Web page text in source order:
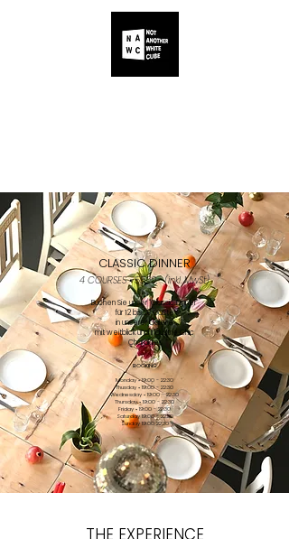
CLASSIC DINNER
4 COURSES • 5590,- (inkl. MwSt)
Buchen Sie unser "Classic Dinner"
für 12 bis 20 Gäste
in unsererGalerie
mit weitblick und Industrie Chic
Charakter.
BOOKING
Monday • 19:00 - 22:30
Thusday • 19:00 - 22:30
Wednesday • 19:00 - 22:30
Thursday • 19:00 - 22:30
Friday • 19:00 - 22:30
Saturday 19:00 - 22:30
Sunday 19:00 22:30
THE EXPERIENCE